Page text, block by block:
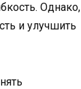
Однако,
и улучшить